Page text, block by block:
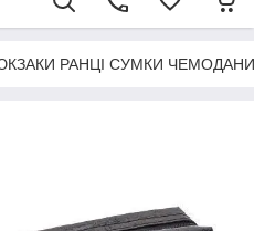
РАНЦІ СУМКИ ЧЕМОДАНИ